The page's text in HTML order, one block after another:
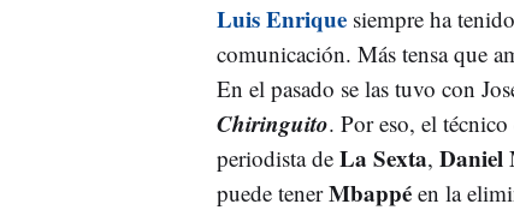
Luis Enrique siempre ha
comunicación. Más tensa que
En el pasado se las tuvo con
Chiringuito. Por eso, el técnico
periodista de La Sexta, Daniel
puede tenerMbappé en la